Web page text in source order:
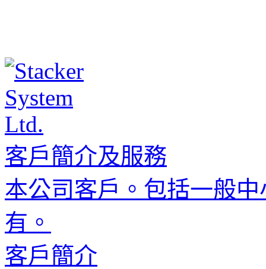
客戶簡介及服務
本公司客戶。包括一般
有。
客戶簡介